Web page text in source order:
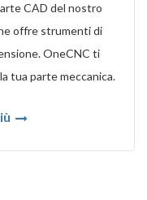
CAD del nostro
offre strumenti di
OneCNC ti
tua parte meccanica.